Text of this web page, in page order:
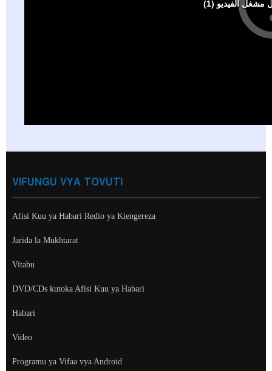
VIFUNGU VYA TOVUTI
Afisi Kuu ya Habari Redio ya Kiengereza
Jarida la Mukhtarat
Vitabu
DVD/CDs kutoka Afisi Kuu ya Habari
Habari
Video
Programu ya Vifaa vya Android